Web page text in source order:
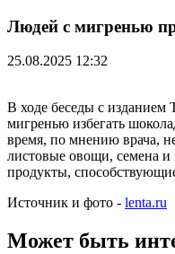
Людей с мигренью
25.08.2025 12:32
В ходе беседы с изданием
мигренью избегать
время, по мнению врача,
листовые овощи, семена и
продукты,
Источник и фото - lenta.ru
Может быть